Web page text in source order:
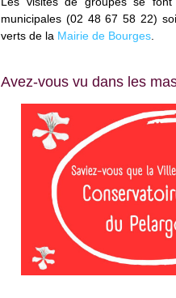
municipales (02 48 67 58 22)
verts de la Mairie de Bourges
Avez-vous vu dans les